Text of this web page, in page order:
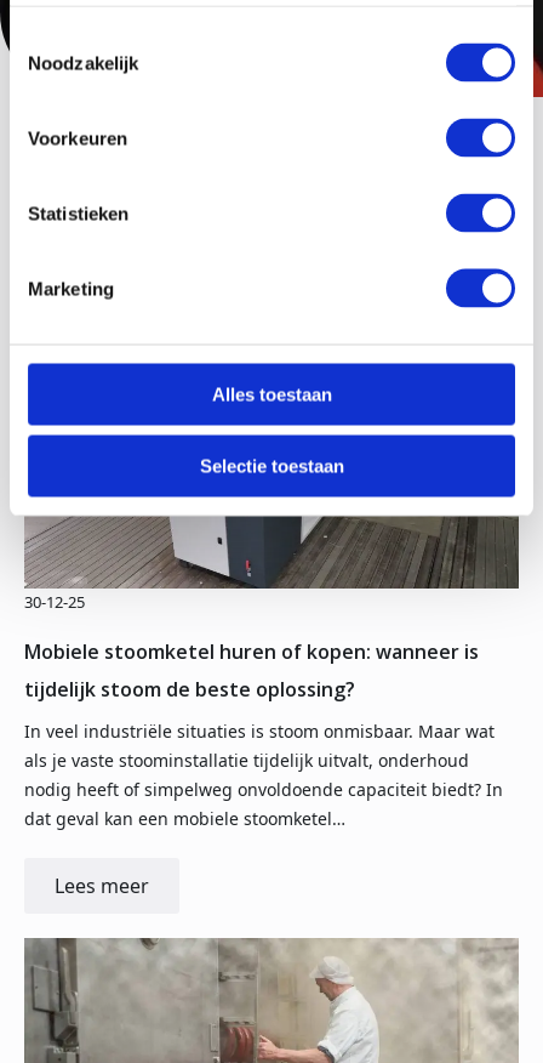
Noodzakelijk
Voorkeuren
Statistieken
Marketing
Alles toestaan
Selectie toestaan
Kennis waar je wat aan hebt
Mobiele stoomketel huren of kopen: wanneer is
tijdelijk stoom de beste oplossing?
30-12-25
In veel industriële situaties is stoom onmisbaar. Maar wat
als je vaste stoominstallatie tijdelijk uitvalt, onderhoud
nodig heeft of simpelweg onvoldoende capaciteit biedt? In
dat geval kan een mobiele stoomketel…
Lees meer